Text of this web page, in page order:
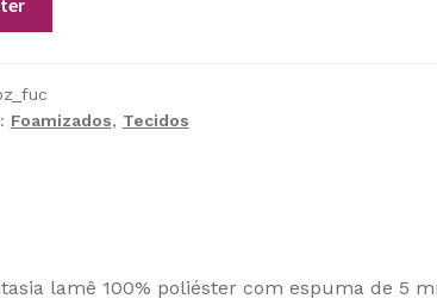
Foamizados, Tecidos
lamê 100% poliéster com espuma de 5